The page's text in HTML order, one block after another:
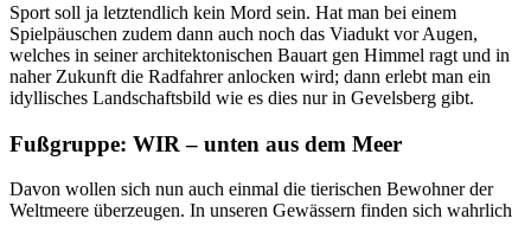
Sport soll ja letztendlich kein Mord sein. Hat man bei einem
Spielpäuschen zudem dann auch noch das Viadukt vor Augen,
welches in seiner architektonischen Bauart gen Himmel ragt und in
naher Zukunft die Radfahrer anlocken wird; dann erlebt man ein
idyllisches Landschaftsbild wie es dies nur in Gevelsberg gibt.
Fußgruppe: WIR – unten aus dem Meer
Davon wollen sich nun auch einmal die tierischen Bewohner der
Weltmeere überzeugen. In unseren Gewässern finden sich wahrlich